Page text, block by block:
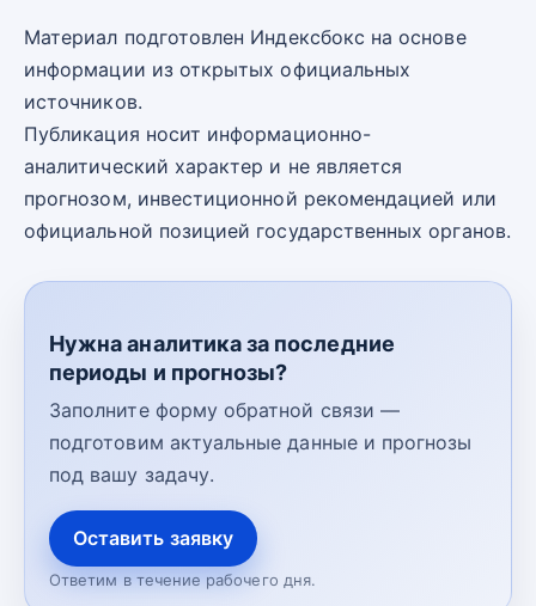
Материал подготовлен Индексбокс на основе
информации из открытых официальных
источников.
Публикация носит информационно-
аналитический характер и не является
прогнозом, инвестиционной рекомендацией или
официальной позицией государственных органов.
Нужна аналитика за последние
периоды и прогнозы?
Заполните форму обратной связи —
подготовим актуальные данные и прогнозы
под вашу задачу.
Оставить заявку
Ответим в течение рабочего дня.